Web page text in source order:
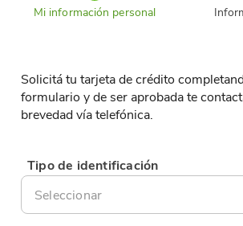
Mi información personal
Solicitá tu tarjeta de crédito
formulario y de ser aprobada te
brevedad vía telefónica.
Tipo de identificación
Seleccionar